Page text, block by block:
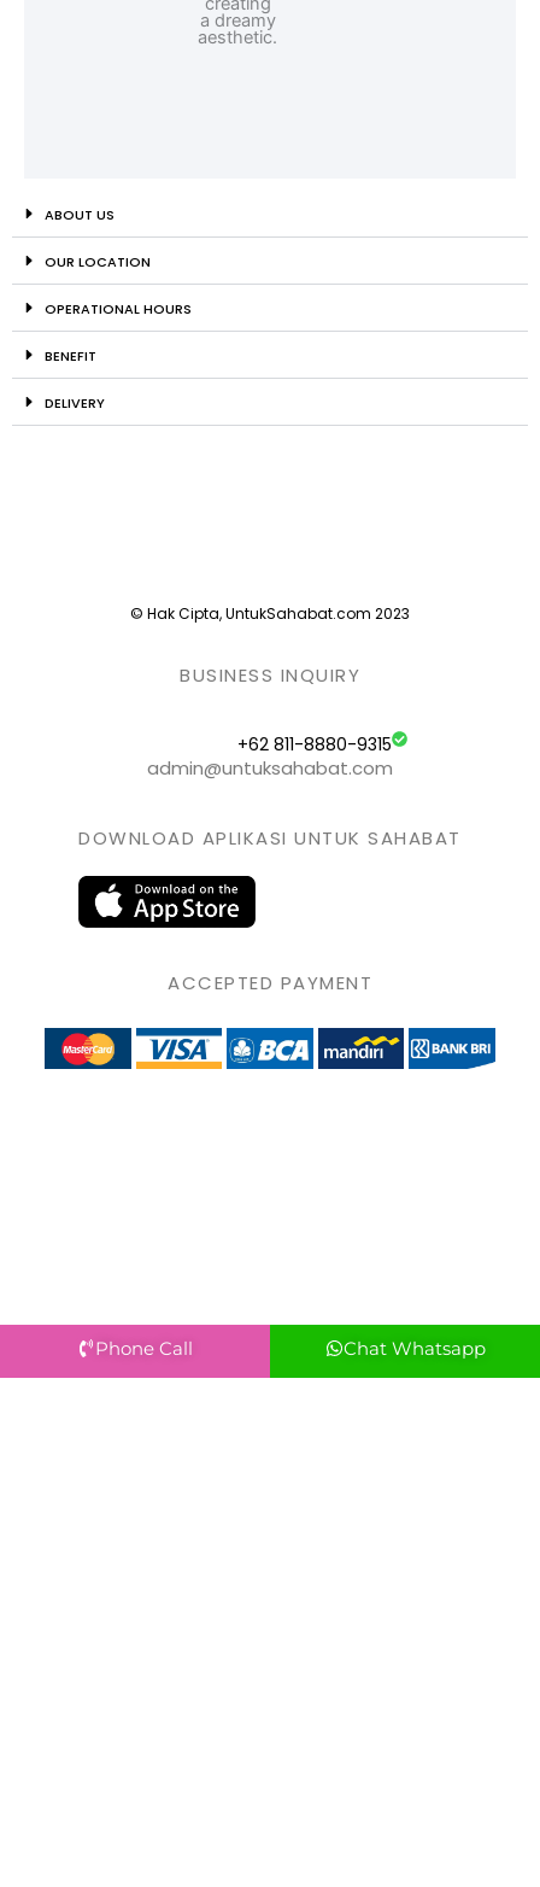
ABOUT US
OUR LOCATION
OPERATIONAL HOURS
BENEFIT
DELIVERY
© Hak Cipta, UntukSahabat.com 2023
BUSINESS INQUIRY
+62 811-8880-9315
admin@untuksahabat.com
DOWNLOAD APLIKASI UNTUK SAHABAT
ACCEPTED PAYMENT
Phone Call Chat Whatsapp